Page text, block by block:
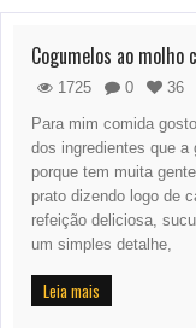
Cogumelos ao molho
1725 0
36
Para mim comida
dos ingredientes que a
porque tem muita
prato dizendo logo de
refeição deliciosa,
um simples detalhe,
Leia mais